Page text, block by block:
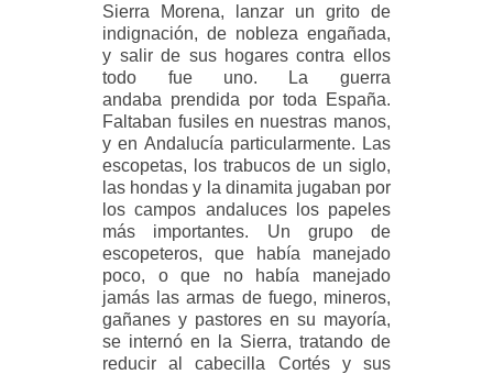
Sierra Morena, lanzar un grito de
indignación, de nobleza engañada,
y salir de sus hogares contra ellos
todo fue uno. La guerra
andaba prendida por toda España.
Faltaban fusiles en nuestras manos,
y en Andalucía particularmente. Las
escopetas, los trabucos de un siglo,
las hondas y la dinamita jugaban por
los campos andaluces los papeles
más importantes. Un grupo de
escopeteros, que había manejado
poco, o que no había manejado
jamás las armas de fuego, mineros,
gañanes y pastores en su mayoría,
se internó en la Sierra, tratando de
reducir al cabecilla Cortés y sus